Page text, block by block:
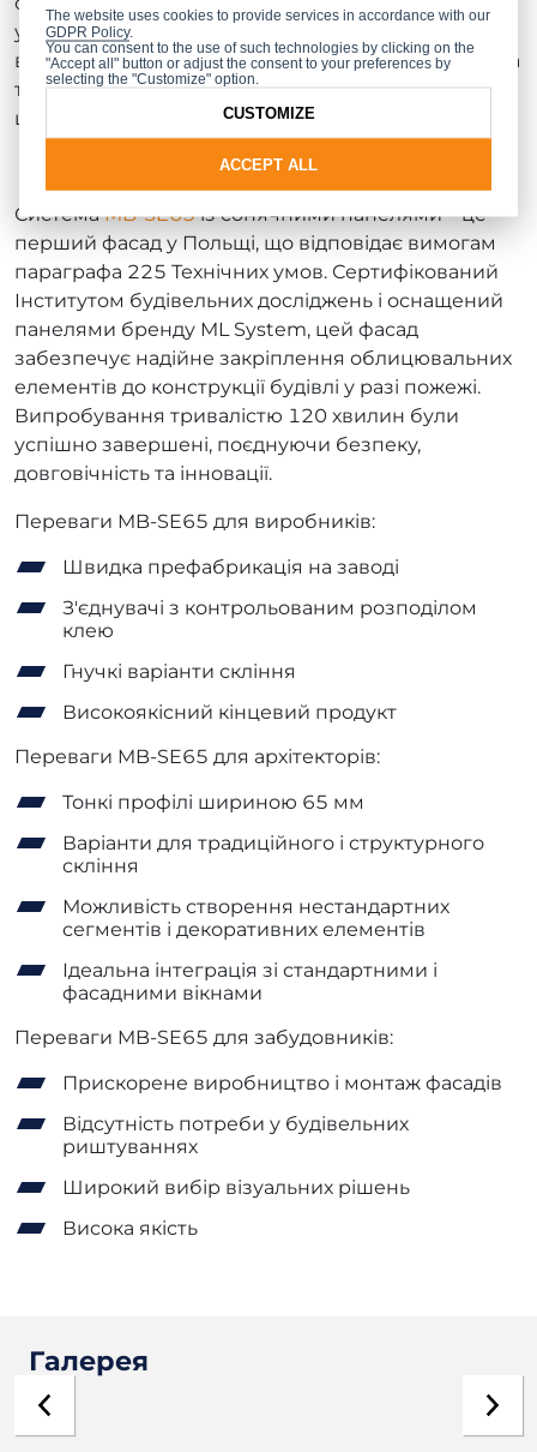
умов, що робить його придатним для проєктів по
всьому світу. Випробування безпеки до ±3 000 Па
та ударостійкість класу I5/E5 підтверджують, що
цей фасад є одним із найкращих на ринку.
Унікальний продукт на ринку
СистемаMB-SE65із сонячними панелями – це
перший фасад у Польщі, що відповідає вимогам
параграфа 225 Технічних умов. Сертифікований
Інститутом будівельних досліджень і оснащений
панелями бренду ML System, цей фасад
забезпечує надійне закріплення облицювальних
елементів до конструкції будівлі у разі пожежі.
Випробування тривалістю 120 хвилин були
успішно завершені, поєднуючи безпеку,
довговічність та інновації.
Переваги MB-SE65 для виробників:
Швидка префабрикація на заводі
З'єднувачі з контрольованим розподілом
клею
Гнучкі варіанти скління
Високоякісний кінцевий продукт
Переваги MB-SE65 для архітекторів:
Тонкі профілі шириною 65 мм
Варіанти для традиційного і структурного
скління
Можливість створення нестандартних
сегментів і декоративних елементів
Ідеальна інтеграція зі стандартними і
фасадними вікнами
Переваги MB-SE65 для забудовників:
Прискорене виробництво і монтаж фасадів
Відсутність потреби у будівельних
риштуваннях
Широкий вибір візуальних рішень
Висока якість
Галерея
The website uses cookies to provide services in accordance with our
GDPR Policy.
You can consent to the use of such technologies by clicking on the
"Accept all" button or adjust the consent to your preferences by
selecting the "Customize" option.
ACCEPT ALL
CUSTOMIZE